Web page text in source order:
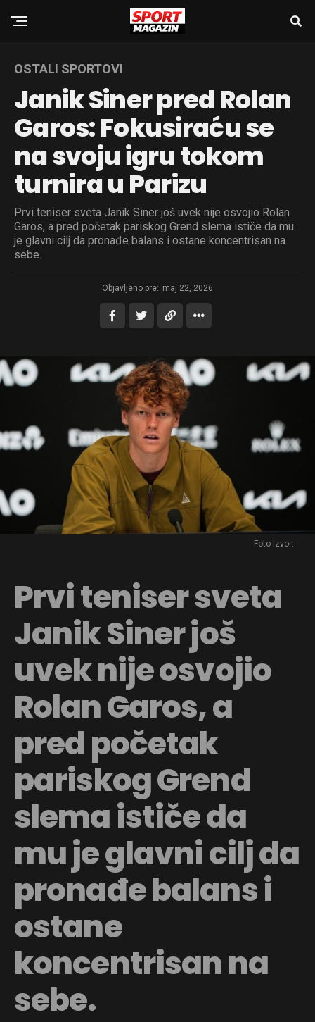
OSTALI SPORTOVI
Janik Siner pred Rolan
Garos: Fokusiraću se
na svoju igru tokom
turnira u Parizu
Prvi teniser sveta Janik Siner još uvek nije osvojio Rolan
Garos, a pred početak pariskog Grend slema ističe da mu
je glavni cilj da pronađe balans i ostane koncentrisan na
sebe.
Objavljeno pre: maj 22, 2026
Foto Izvor:
Prvi teniser sveta
Janik Siner još
uvek nije osvojio
Rolan Garos, a
pred početak
pariskog Grend
slema ističe da
mu je glavni cilj da
pronađe balans i
ostane
koncentrisan na
sebe.